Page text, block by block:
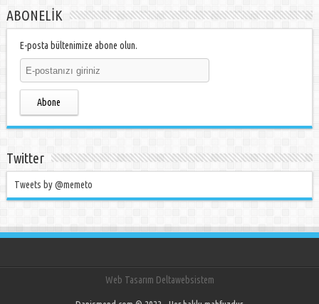
ABONELİK
E-posta bültenimize abone olun.
Abone
Twitter
Tweets by @memeto
Web Tasarım Deltawebsistem